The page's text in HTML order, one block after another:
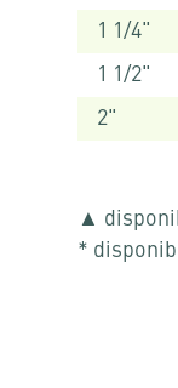
1 1/4"
1 1/2"
2"
▲
*